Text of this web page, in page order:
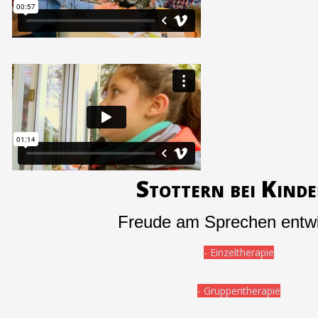
Stottern bei
Freude am Sprechen
- Einzeltherapie
- Gruppentherapie